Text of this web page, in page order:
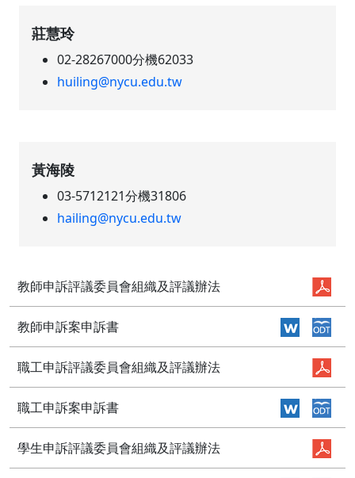
莊慧玲
02-28267000分機62033
huiling@nycu.edu.tw
黃海陵
03-5712121分機31806
hailing@nycu.edu.tw
教師申訴評議委員會組織及評議辦法
教師申訴案申訴書
職工申訴評議委員會組織及評議辦法
職工申訴案申訴書
學生申訴評議委員會組織及評議辦法